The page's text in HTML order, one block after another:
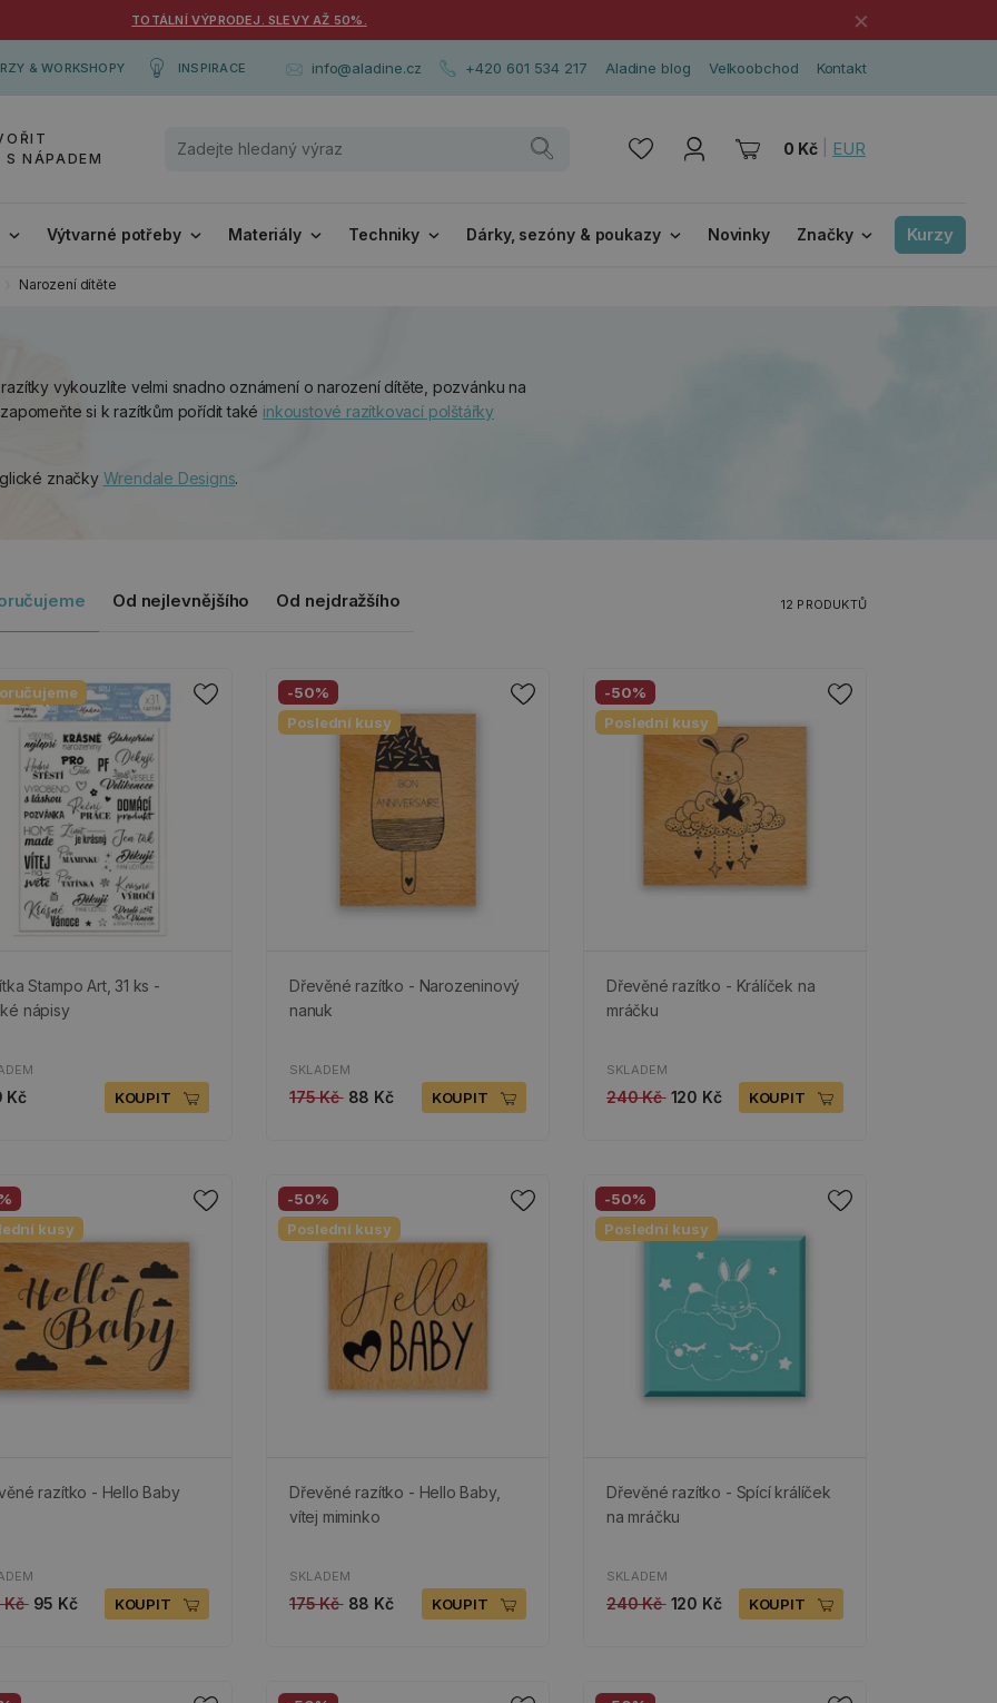
TOTÁLNÍ VÝPRODEJ. SLEVY AŽ 50%. ×
& WORKSHOPY INSPIRACE info@aladine.cz +420 601 534 217 Aladine blog Velkoobchod Kontakt
NÁPADEM
0 Kč EUR
Výtvarné potřeby Materiály Techniky Dárky, sezóny & poukazy Novinky Značky Kurzy
Narození dítěte
vykouzlíte velmi snadno oznámení o narození dítěte, pozvánku na
si k razítkům pořídit také inkoustové razítkovací polštářky
značky Wrendale Designs.
Od nejlevnějšího Od nejdražšího 12 PRODUKTŮ
Stampo Art, 31 ks -
nápisy
Kč KOUPIT
-50%
Poslední kusy
Dřevěné razítko - Narozeninový
nanuk
SKLADEM
175 Kč 88 Kč KOUPIT
-50%
Poslední kusy
Dřevěné razítko - Králíček na
mráčku
SKLADEM
240 Kč 120 Kč KOUPIT
kusy
razítko - Hello Baby
Kč 95 Kč KOUPIT
-50%
Poslední kusy
Dřevěné razítko - Hello Baby,
vítej miminko
SKLADEM
175 Kč 88 Kč KOUPIT
-50%
Poslední kusy
Dřevěné razítko - Spící králíček
na mráčku
SKLADEM
240 Kč 120 Kč KOUPIT